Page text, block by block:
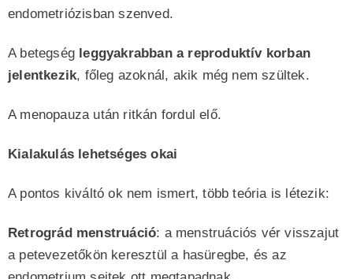
endometriózisban szenved.
A betegség leggyakrabban a reproduktív korban
jelentkezik, főleg azoknál, akik még nem szültek.
A menopauza után ritkán fordul elő.
Kialakulás lehetséges okai
A pontos kiváltó ok nem ismert, több teória is létezik:
Retrográd menstruáció: a menstruációs vér visszajut
a petevezetőkön keresztül a hasüregbe, és az